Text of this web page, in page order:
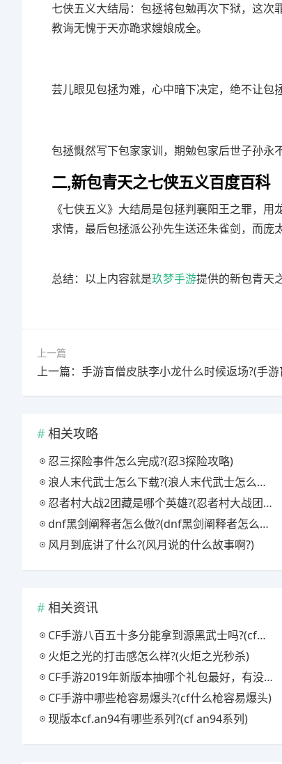
七侠五义大结局：包拯将包勉再次下狱，这
教诲无愧于天亦跪求嫂娘成全。
芸儿眼见包拯为难，心中暗下决定，绝不让包
包拯慨然写下包家家训，期勉包家后世子孙永不
二,新包青天之七侠五义百度百科
《七侠五义》大结局是包拯判襄阳王之罪，
求情，最后包拯派公孙先生送还朱雀剑，而庞
总结：以上内容就是玖梦手游提供的新包青天
上一篇
相关攻略
忍三探险事件怎么完成?(忍3探险攻略)
浪人末代武士怎么下载?(浪人末代武士怎么下载手机版)
忍者村大战2团藏是哪个英雄?(忍者村大战团藏攻略)
dnf黑剑阐释者怎么做?(dnf黑剑阐释者怎么做的)
风月到底讲了什么?(风月说的什么故事啊?)
相关资讯
CF手游八百五十多分能拿到源黑武士吗?(cf手游黑武士觉醒,源黑武士可以觉醒嘛?)
火炬之光的打击感怎么样?(火炬之光秒杀)
CF手游2019年新版本抽哪个礼包最好，有没有什么技巧?(cf手游新版礼包抽奖)
CF手游中哪些枪容易爆头?(cf什么枪容易爆头)
现版本cf.an94有哪些系列?(cf an94系列)